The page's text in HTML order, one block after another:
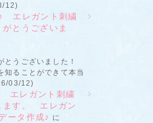
12)
エレガント刺繍
とうございま
とうございました！
知ることができて本当
03/12)
エレガント刺繍
ます。 エレガン
ータ作成♪ に